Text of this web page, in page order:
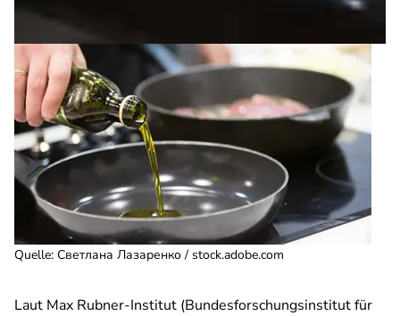
Quelle: Светлана Лазаренко / stock.adobe.com
Laut Max Rubner-Institut (Bundesforschungsinstitut für